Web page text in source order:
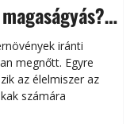
iránti
megnőtt. Egyre
az élelmiszer az
számára